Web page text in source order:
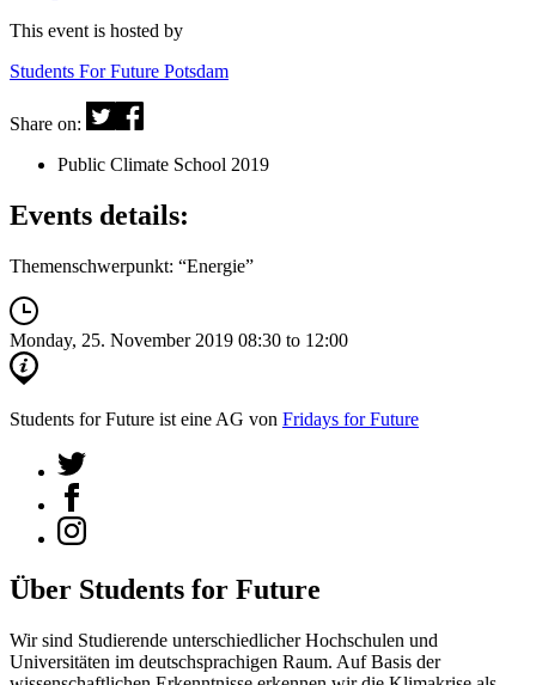
This event is hosted by
Students For Future Potsdam
Share on:
Public Climate School 2019
Events details:
Themenschwerpunkt: “Energie”
Monday, 25. November 2019 08:30 to 12:00
Students for Future ist eine AG von Fridays for Future
Über Students for Future
Wir sind Studierende unterschiedlicher Hochschulen und
Universitäten im deutschsprachigen Raum. Auf Basis der